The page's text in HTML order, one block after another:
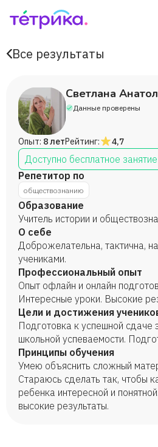
Все результаты
Светлана
Данные проверены
Опыт: 8 летРейтинг: 4,7
Доступно бесплатное занятие
Репетитор по
обществознанию
Образование
Учитель истории и
О себе
Доброжелательна, тактична,
учениками.
Профессиональный опыт
Опыт офлайн и онлайн
Интересные уроки. Высокие
Цели и достижения
Подготовка к успешной сдаче
школьной успеваемости.
Принципы обучения
Умею объяснить сложный
Стараюсь сделать так, чтобы
ребенка интересной и
высокие результаты.